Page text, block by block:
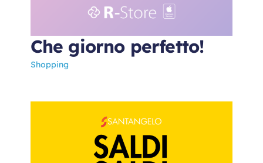
Che giorno perfetto!
Shopping